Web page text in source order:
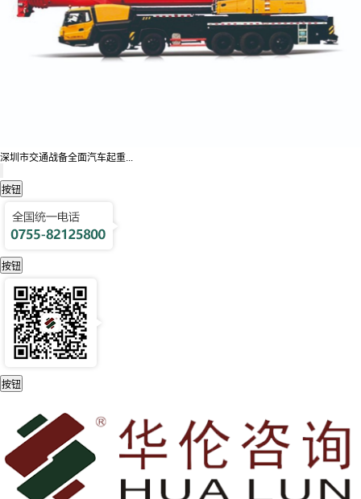
深圳市交通战备全面汽车起重...